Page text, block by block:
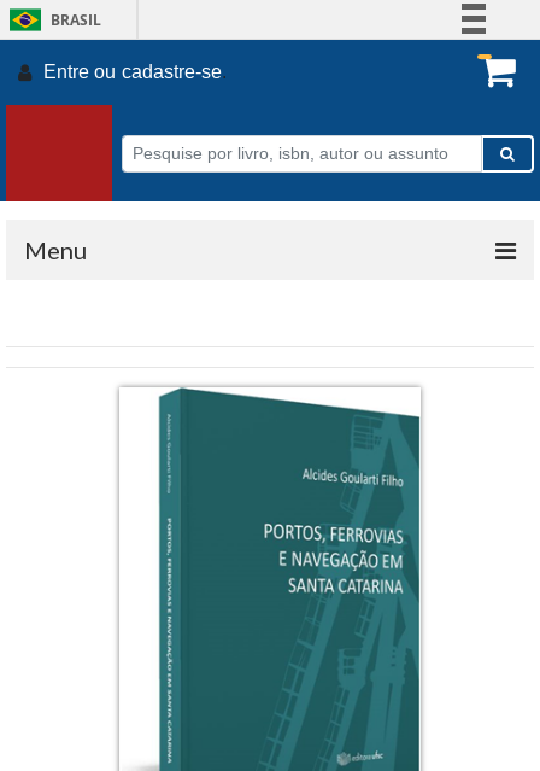
BRASIL
Participe
Acesso à informação
Legislação
Entre ou cadastre-se.
Menu